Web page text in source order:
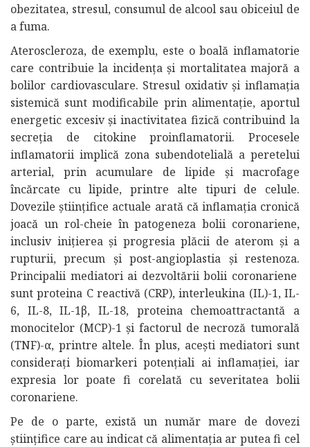
obezitatea, stresul, consumul de alcool sau obiceiul de
a fuma.
Ateroscleroza, de exemplu, este o boală inflamatorie
care contribuie la incidența și mortalitatea majoră a
bolilor cardiovasculare. Stresul oxidativ și inflamația
sistemică sunt modificabile prin alimentație, aportul
energetic excesiv și inactivitatea fizică contribuind la
secreția de citokine proinflamatorii. Procesele
inflamatorii implică zona subendotelială a peretelui
arterial, prin acumulare de lipide și macrofage
încărcate cu lipide, printre alte tipuri de celule.
Dovezile științifice actuale arată că inflamația cronică
joacă un rol-cheie în patogeneza bolii coronariene,
inclusiv inițierea și progresia plăcii de aterom și a
rupturii, precum și post-angioplastia și restenoza.
Principalii mediatori ai dezvoltării bolii coronariene
sunt proteina C reactivă (CRP), interleukina (IL)-1, IL-
6, IL-8, IL-1β, IL-18, proteina chemoattractantă a
monocitelor (MCP)-1 și factorul de necroză tumorală
(TNF)-α, printre altele. În plus, acești mediatori sunt
considerați biomarkeri potențiali ai inflamației, iar
expresia lor poate fi corelată cu severitatea bolii
coronariene.
Pe de o parte, există un număr mare de dovezi
științifice care au indicat că alimentația ar putea fi cel